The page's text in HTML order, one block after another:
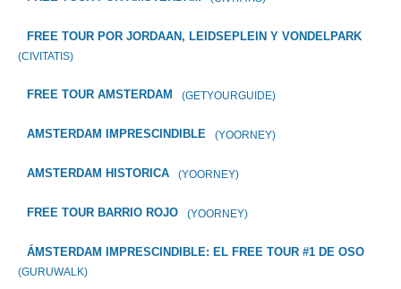
FREE TOUR POR JORDAAN, LEIDSEPLEIN Y VONDELPARK
(CIVITATIS)
FREE TOUR AMSTERDAM (GETYOURGUIDE)
AMSTERDAM IMPRESCINDIBLE (YOORNEY)
AMSTERDAM HISTORICA (YOORNEY)
FREE TOUR BARRIO ROJO (YOORNEY)
ÁMSTERDAM IMPRESCINDIBLE: EL FREE TOUR #1 DE OSO
(GURUWALK)